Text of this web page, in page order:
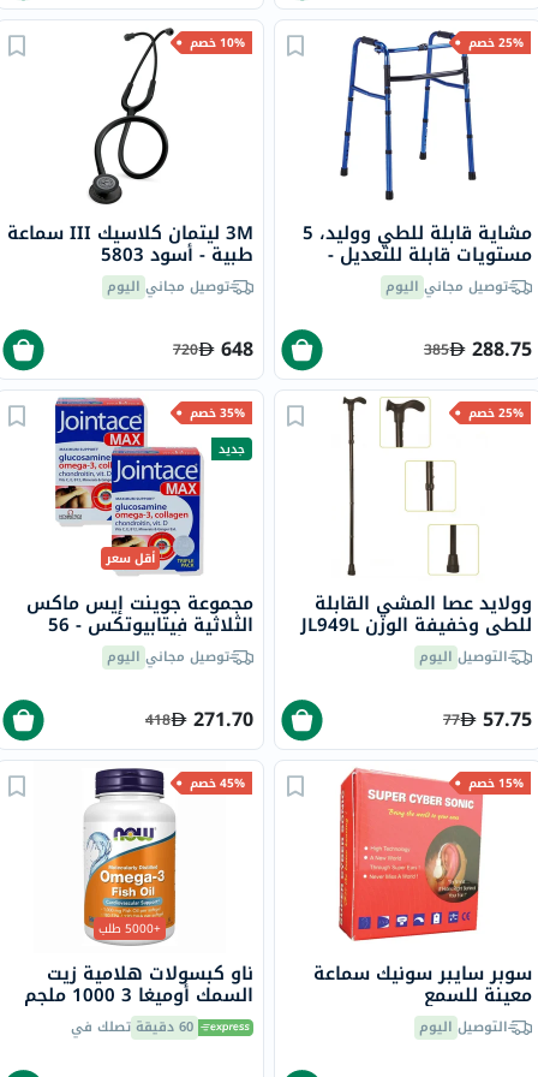
25% خصم
مشاية قابلة للطي ووليد، 5
مستويات قابلة للتعديل -
JL9162L
توصيل مجاني اليوم
288.75
385
10% خصم
3M ليتمان كلاسيك III سماعة
طبية - أسود 5803
توصيل مجاني اليوم
648
720
25% خصم
وولايد عصا المشي القابلة
للطي وخفيفة الوزن JL949L
التوصيل اليوم
57.75
77
35% خصم
جديد
أقل سعر
مجموعة جوينت إيس ماكس
الثلاثية فيتابيوتكس - 56
غلوكوزامين وكركم
كولاجين
توصيل مجاني اليوم
271.70
418
15% خصم
سوبر سايبر سونيك سماعة
معينة للسمع
التوصيل اليوم
45% خصم
+5000 طلب
ناو كبسولات هلامية زيت
السمك أوميغا 3 1000 ملجم
180 EPA / 120 DHA حزمة من
100 60 دقيقة تصلك في